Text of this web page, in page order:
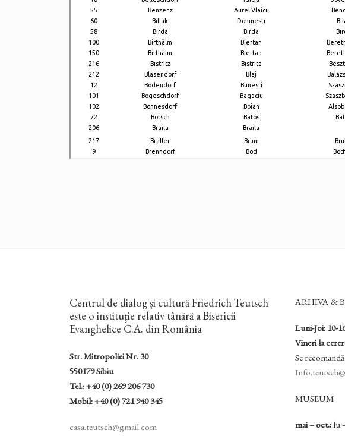
Centrul de dialog şi cultură Friedrich Teutsch
este o instituţie relativ tânără a Bisericii
Evanghelice C.A. din România
Str. Mitropoliei Nr. 30
550179 Sibiu
Tel.: +40 (0) 269 206 730
Mobil: +40 (0) 721 940 345
casa.teutsch@gmail.com
ARHIVA &
Luni-Joi: 10-
Vineri la
Se
MUSEUM
mai – oct.: lu